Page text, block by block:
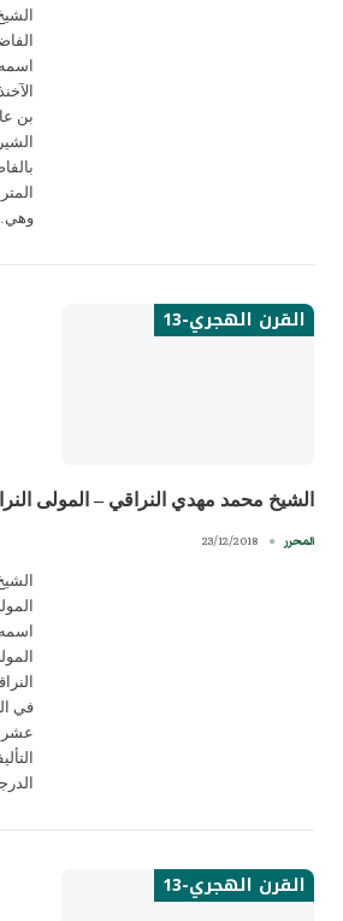
بن
القرن الهجري-13
الشيخ محمد مهدي النراقي – المولى
المحرر 23/12/2018
في
عشر
القرن الهجري-13